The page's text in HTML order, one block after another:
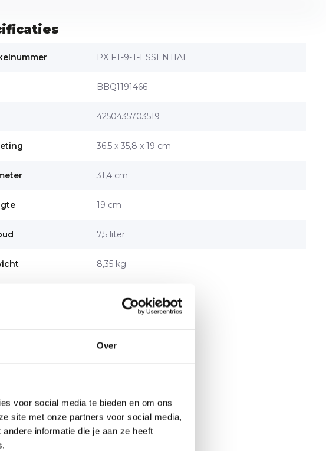
Over
voor social media te bieden en om ons
site met onze partners voor social media,
informatie die je aan ze heeft
PX FT-9-T-ESSENTIAL
BBQ1191466
4250435703519
36,5 x 35,8 x 19 cm
31,4 cm
19 cm
7,5 liter
8,35 kg